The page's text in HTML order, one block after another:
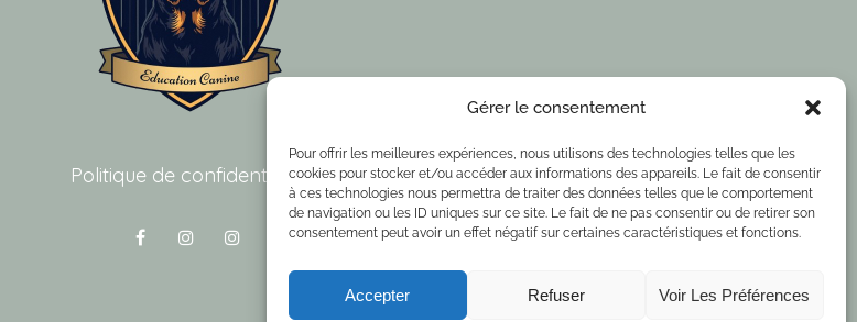
Gérer le consentement
Pour offrir les meilleures expériences, nous utilisons des technologies telles que les
cookies pour stocker et/ou accéder aux informations des appareils. Le fait de consentir
à ces technologies nous permettra de traiter des données telles que le comportement
de navigation ou les ID uniques sur ce site. Le fait de ne pas consentir ou de retirer son
consentement peut avoir un effet négatif sur certaines caractéristiques et fonctions.
Accepter Refuser Voir Les Préférences
Politique de confidentialité